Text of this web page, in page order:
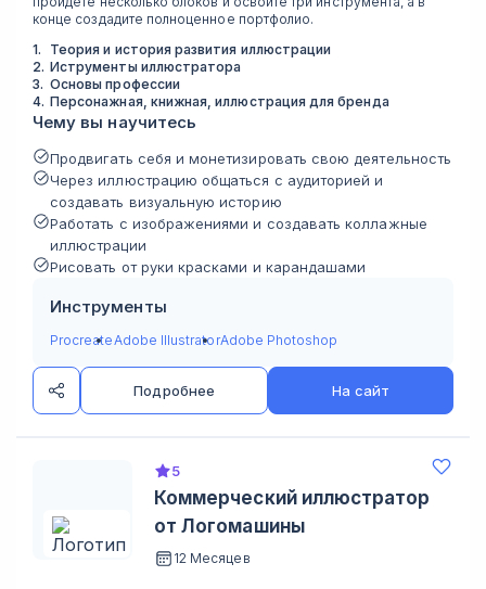
конце создадите полноценное портфолио.
1.
Теория и история развития иллюстрации
2. Иструменты иллюстратора
3. Основы профессии
4. Персонажная, книжная, иллюстрация для бренда
Чему вы научитесь
Продвигать себя и монетизировать свою деятельность
Через иллюстрацию общаться с аудиторией и
создавать визуальную историю
Работать с изображениями и создавать коллажные
иллюстрации
Рисовать от руки красками и карандашами
Инструменты
ProcreateAdobe IllustratorAdobe Photoshop
Подробнее На сайт
5
Коммерческий иллюстратор
от Логомашины
12 Месяцев